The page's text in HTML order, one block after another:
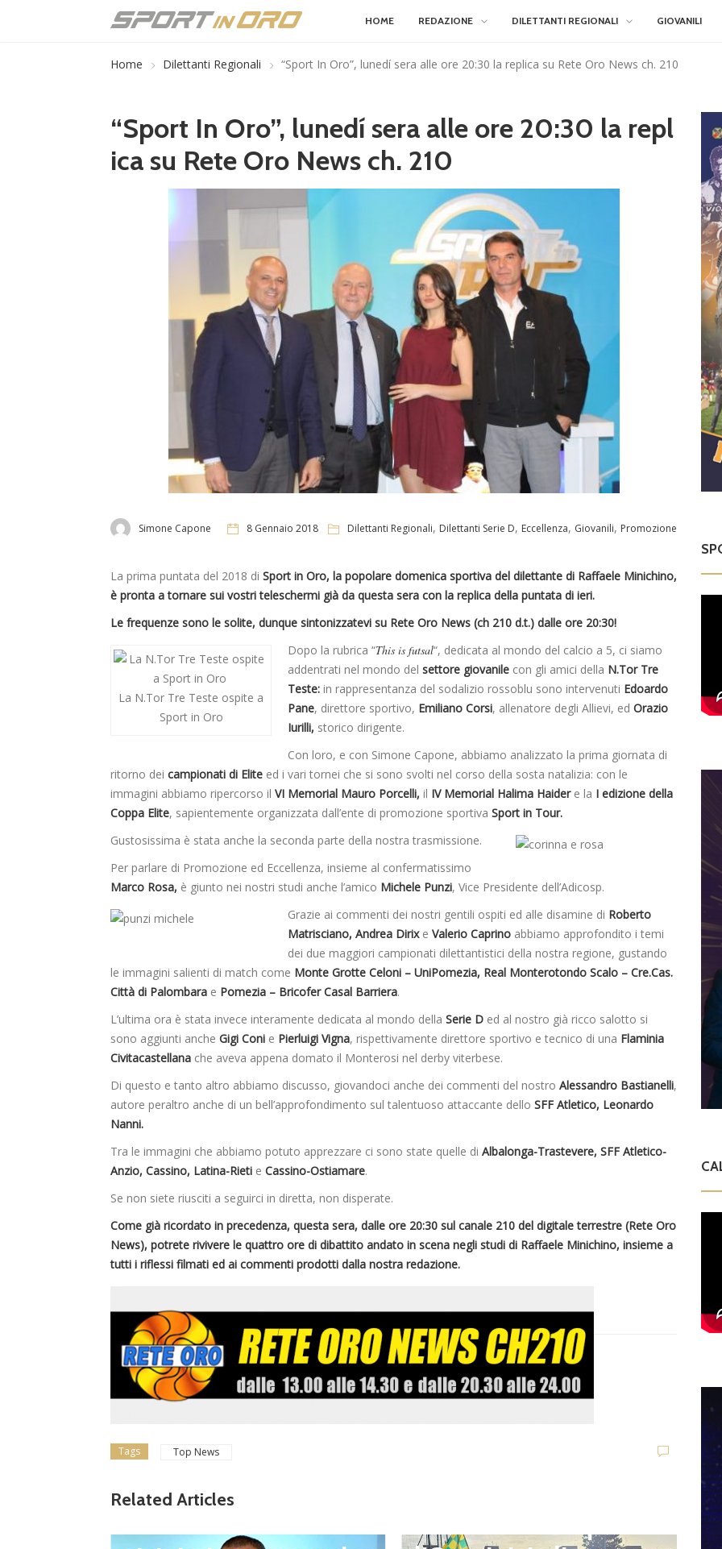
HOME REDAZIONE DILETTANTI REGIONALI GIOVANILI
Home Dilettanti Regionali “Sport In Oro”, lunedí sera alle ore 20:30 la replica su Rete Oro News ch. 210
“Sport In Oro”, lunedí sera alle ore 20:30 la repl
ica su Rete Oro News ch. 210
Simone Capone 8 Gennaio 2018 Dilettanti Regionali, Dilettanti Serie D, Eccellenza, Giovanili, Promozione
La prima puntata del 2018 di Sport in Oro, la popolare domenica sportiva del dilettante di Raffaele Minichino,
è pronta a tornare sui vostri teleschermi già da questa sera con la replica della puntata di ieri.
Le frequenze sono le solite, dunque sintonizzatevi su Rete Oro News (ch 210 d.t.) dalle ore 20:30!
La N.Tor Tre Teste ospite a
Sport in Oro
Dopo la rubrica “This is futsal“, dedicata al mondo del calcio a 5, ci siamo
addentrati nel mondo del settore giovanile con gli amici della N.Tor Tre
Teste: in rappresentanza del sodalizio rossoblu sono intervenuti Edoardo
Pane, direttore sportivo, Emiliano Corsi, allenatore degli Allievi, ed Orazio
Iurilli, storico dirigente.
Con loro, e con Simone Capone, abbiamo analizzato la prima giornata di
ritorno dei campionati di Elite ed i vari tornei che si sono svolti nel corso della sosta natalizia: con le
immagini abbiamo ripercorso il VI Memorial Mauro Porcelli, il IV Memorial Halima Haidere la I edizione della
Coppa Elite, sapientemente organizzata dall’ente di promozione sportiva Sport in Tour.
Gustosissima è stata anche la seconda parte della nostra trasmissione.
Per parlare di Promozione ed Eccellenza, insieme al confermatissimo
Marco Rosa, è giunto nei nostri studi anche l’amico Michele Punzi, Vice Presidente dell’Adicosp.
Grazie ai commenti dei nostri gentili ospiti ed alle disamine di Roberto
Matrisciano, Andrea Dirix e Valerio Caprino abbiamo approfondito i temi
dei due maggiori campionati dilettantistici della nostra regione, gustando
le immagini salienti di match come Monte Grotte Celoni – UniPomezia, Real Monterotondo Scalo – Cre.Cas.
Città di Palombara e Pomezia – Bricofer Casal Barriera.
L’ultima ora è stata invece interamente dedicata al mondo della Serie D ed al nostro già ricco salotto si
sono aggiunti anche Gigi Coni e Pierluigi Vigna, rispettivamente direttore sportivo e tecnico di una Flaminia
Civitacastellana che aveva appena domato il Monterosi nel derby viterbese.
Di questo e tanto altro abbiamo discusso, giovandoci anche dei commenti del nostro Alessandro Bastianelli,
autore peraltro anche di un bell’approfondimento sul talentuoso attaccante dello SFF Atletico, Leonardo
Nanni.
Tra le immagini che abbiamo potuto apprezzare ci sono state quelle di Albalonga-Trastevere, SFF Atletico-
Anzio, Cassino, Latina-Rieti e Cassino-Ostiamare.
Se non siete riusciti a seguirci in diretta, non disperate.
Come già ricordato in precedenza, questa sera, dalle ore 20:30 sul canale 210 del digitale terrestre (Rete Oro
News), potrete rivivere le quattro ore di dibattito andato in scena negli studi di Raffaele Minichino, insieme a
tutti i riflessi filmati ed ai commenti prodotti dalla nostra redazione.
Tags Top News
Related Articles
Ultim'ora